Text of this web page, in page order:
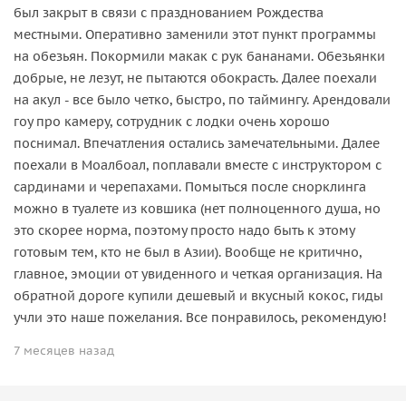
был закрыт в связи с празднованием Рождества
местными. Оперативно заменили этот пункт программы
на обезьян. Покормили макак с рук бананами. Обезьянки
добрые, не лезут, не пытаются обокрасть. Далее поехали
на акул - все было четко, быстро, по таймингу. Арендовали
гоу про камеру, сотрудник с лодки очень хорошо
поснимал. Впечатления остались замечательными. Далее
поехали в Моалбоал, поплавали вместе с инструктором с
сардинами и черепахами. Помыться после снорклинга
можно в туалете из ковшика (нет полноценного душа, но
это скорее норма, поэтому просто надо быть к этому
готовым тем, кто не был в Азии). Вообще не критично,
главное, эмоции от увиденного и четкая организация. На
обратной дороге купили дешевый и вкусный кокос, гиды
учли это наше пожелания. Все понравилось, рекомендую!
7 месяцев назад